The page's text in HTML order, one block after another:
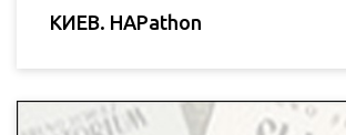
КИЕВ. HAPathon